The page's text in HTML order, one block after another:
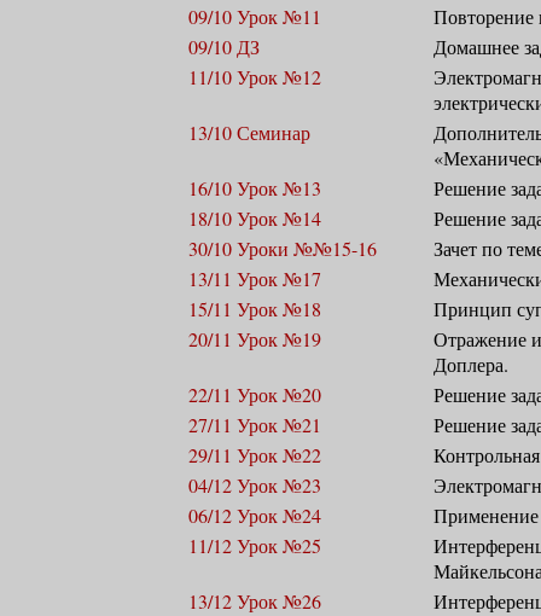
09/10 Урок №11
Повторение
09/10 ДЗ
Домашнее
11/10 Урок №12
13/10 Семинар
16/10 Урок №13
Решение
18/10 Урок №14
Решение
30/10 Уроки №№15-16
Зачет по
13/11 Урок №17
15/11 Урок №18
Принцип
20/11 Урок №19
Отражение
Доплера.
22/11 Урок №20
Решение
27/11 Урок №21
Решение
29/11 Урок №22
04/12 Урок №23
06/12 Урок №24
Применение
11/12 Урок №25
13/12 Урок №26